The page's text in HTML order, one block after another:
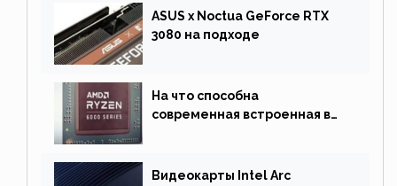
ASUS x Noctua GeForce RTX
3080 на подходе
На что способна
современная встроенная в
Видеокарты Intel Arc